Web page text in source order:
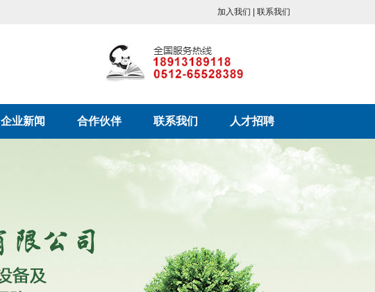
加入我们 | 联系我们
企业新闻 合作伙伴 联系我们 人才招聘